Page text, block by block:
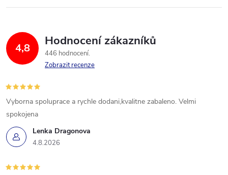
4,8 Hodnocení zákazníků
446 hodnocení
Zobrazit recenze
Lenka Dragonova
4.8.2026
Vyborna spoluprace a rychle dodani,kvalitne zabaleno. Velmi
spokojena